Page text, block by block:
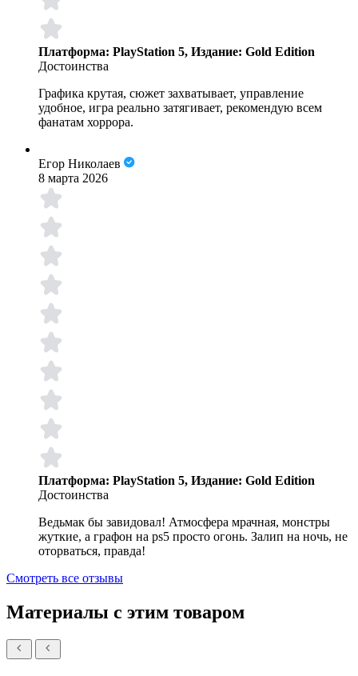
Платформа: PlayStation 5, Издание: Gold Edition
Достоинства
Графика крутая, сюжет захватывает, управление
удобное, игра реально затягивает, рекомендую всем
фанатам хоррора.
Егор Николаев
8 марта 2026
Платформа: PlayStation 5, Издание: Gold Edition
Достоинства
Ведьмак бы завидовал! Атмосфера мрачная, монстры
жуткие, а графон на ps5 просто огонь. Залип на ночь, не
оторваться, правда!
Смотреть все отзывы
Материалы с этим товаром